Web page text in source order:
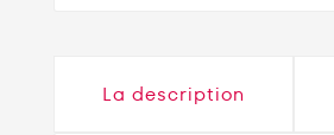
La description